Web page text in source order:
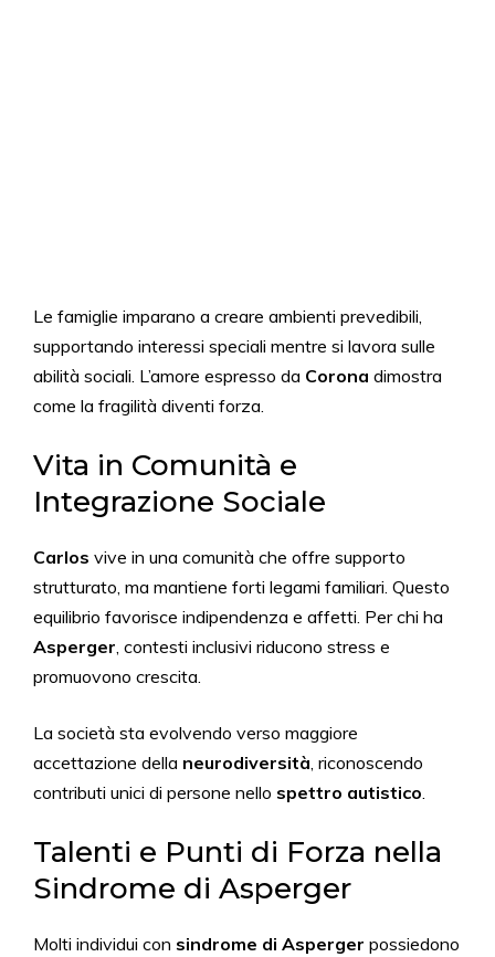
Le famiglie imparano a creare ambienti prevedibili,
supportando interessi speciali mentre si lavora sulle
abilità sociali. L’amore espresso da Corona dimostra
come la fragilità diventi forza.
Vita in Comunità e
Integrazione Sociale
Carlos vive in una comunità che offre supporto
strutturato, ma mantiene forti legami familiari. Questo
equilibrio favorisce indipendenza e affetti. Per chi ha
Asperger, contesti inclusivi riducono stress e
promuovono crescita.
La società sta evolvendo verso maggiore
accettazione della neurodiversità, riconoscendo
contributi unici di persone nello spettro autistico.
Talenti e Punti di Forza nella
Sindrome di Asperger
Molti individui con sindrome di Asperger possiedono